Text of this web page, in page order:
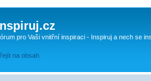
pro Vaši vnitřní inspiraci - Inspiruj a nech se
na obsah